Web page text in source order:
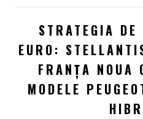
STRATEGIA
EURO:
FRANȚA NOUA
MODELE